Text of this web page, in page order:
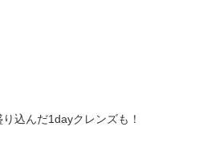
込んだ1dayクレンズも！